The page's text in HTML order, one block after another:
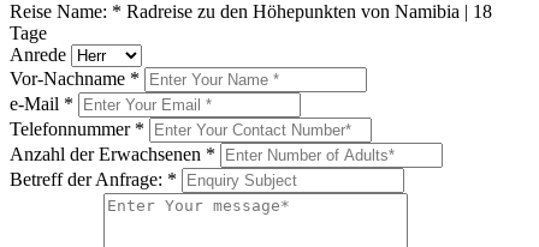
Reise Name: * Radreise zu den Höhepunkten von Namibia | 18
Tage
Anrede
Vor-Nachname *
e-Mail *
Telefonnummer *
Anzahl der Erwachsenen *
Betreff der Anfrage: *